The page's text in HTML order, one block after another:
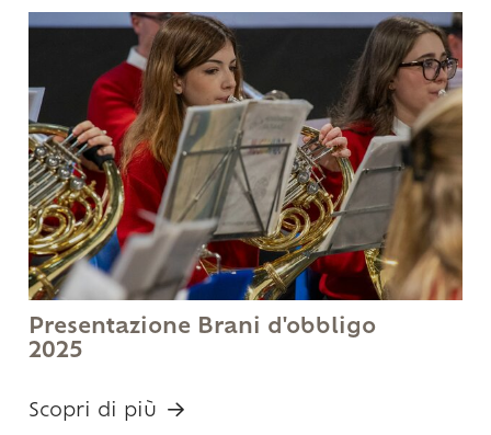
Presentazione Brani d'obbligo
2025
Scopri di più